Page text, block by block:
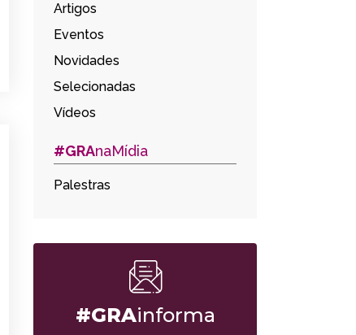
Artigos
Eventos
Novidades
Selecionadas
Vídeos
#GRAnaMídia
Palestras
#GRAinforma